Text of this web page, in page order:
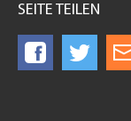
SEITE TEILEN